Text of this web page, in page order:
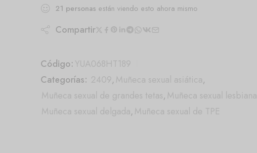
21 personas están viendo esto ahora mismo
Compartir
Código:YUA068HT189
Categorías: 2409,Muñeca sexual asiática,
Muñeca sexual de grandes tetas,Muñeca sexual lesbiana
Muñeca sexual delgada,Muñeca sexual de TPE